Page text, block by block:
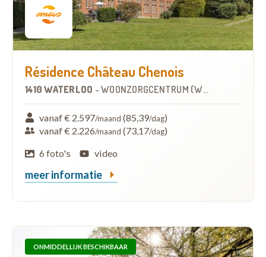
Résidence Château Chenois
1410 WATERLOO - WOONZORGCENTRUM (WZC)
vanaf € 2.597/maand (85,39/dag)
vanaf € 2.226/maand (73,17/dag)
6 foto's
video
meer informatie
ONMIDDELLIJK BESCHIKBAAR